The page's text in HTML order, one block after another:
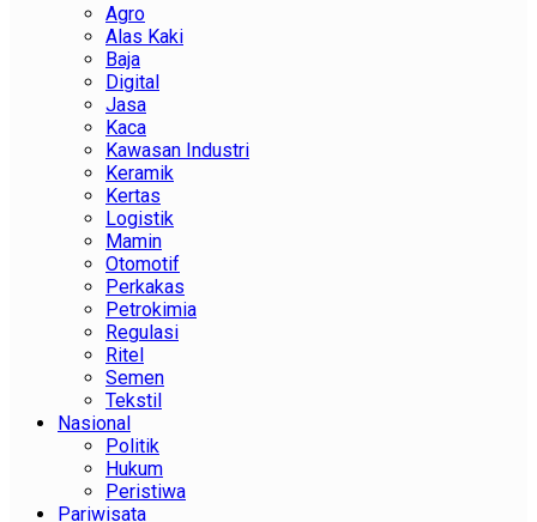
Agro
Alas Kaki
Baja
Digital
Jasa
Kaca
Kawasan Industri
Keramik
Kertas
Logistik
Mamin
Otomotif
Perkakas
Petrokimia
Regulasi
Ritel
Semen
Tekstil
Nasional
Politik
Hukum
Peristiwa
Pariwisata